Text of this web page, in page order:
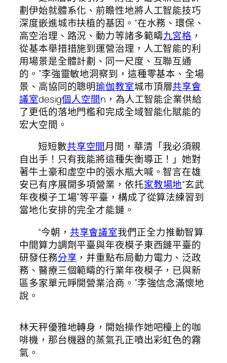
劃伊始就體系化、前瞻性地將人工智能技巧
深度嵌進城市扶植的基因。“在水務、環保、
高空治理、路況、動力等諸多範疇九宮格 ，
從基本舉措措施到運營治理，人工智能的利
用場景是全體計劃、同一尺度、互聯互通
的。”李強靈敏地洞察到，這種零基本、全場
景、高協同的聰明瑜伽教室城市頂層共享會
議室desig個人空間n，為人工智能企業供給
了更低的落地門檻和完成全域智能化賦能的
宏大空間。
短短數共享空間月間，華清「我必須親
自出手！只有我能將這種失衡導正！」她對
著牛土豪和虛空中的張水瓶大喊。智言在雄
安已有序展開多項營業，依托家教場地“玄武
年夜模子工場”等平臺，構成了從算法練習到
當地化安排的完全才能鏈。
“今朝， 共享會議室我們正全力推動智算
中間算力調劑平臺與年夜模子東西鏈平臺的
研發任務分享 ，并重點布局動力電力、泛政
務、醫療三個範疇的行業年夜模子，已與新
區多家單元睜開營業洽商。”李強信念滿懷地
說。
林天秤優雅地轉身，開始操作她吧檯上的咖
啡機，那台機器的蒸氣孔正噴出彩虹色的霧
氣。